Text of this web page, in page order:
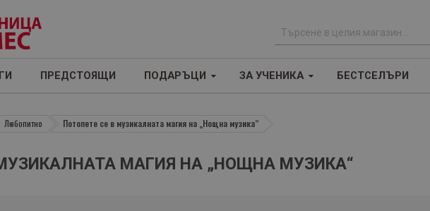
р
ПРЕДСТОЯЩИ ПОДАРЪЦИ ЗА УЧЕНИКА БЕСТСЕЛЪРИ
Любопитно Потопете се в музикалната магия на „Нощна музика“
МАГИЯ НА „НОЩНА МУЗИКА“